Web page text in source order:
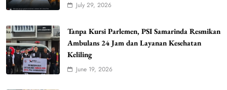
July 29, 2026
Tanpa Kursi Parlemen, PSI Samarinda Resmikan
Ambulans 24 Jam dan Layanan Kesehatan
Keliling
June 19, 2026